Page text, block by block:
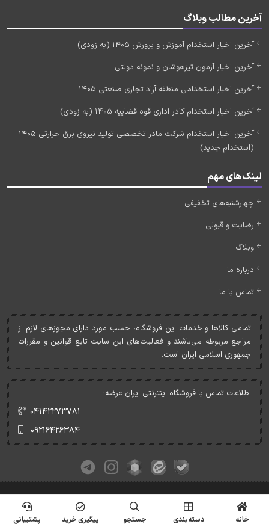
آخرین مطالب وبلاگ
آخرین اخبار استخدام آموزش و پرورش 1405 (به زودی)
آخرین اخبار آزمون تیزهوشان و نمونه دولتی
آخرین اخبار استخدامی منطقه آزاد تجاری صنعتی 1405
آخرین اخبار استخدام کادر اداری قوه قضاییه 1405 (به زودی)
آخرین اخبار استخدام شرکت مادر تخصصی تولید نیروی برق حرارتی 1405
(استخدام جدید)
لینک‌های مهم
چهارشنبه‌های تخفیفی
رضایت و قبولی
وبلاگ
درباره ما
تماس با ما
تمامی کالاها و خدمات اين فروشگاه، حسب مورد دارای مجوزهای لازم از
مراجع مربوطه می‌باشند و فعاليت‌های اين سايت تابع قوانين و مقررات
جمهوری اسلامی ايران است.
اطلاعات تماس با فروشگاه اینترنتی ایران عرضه:
۰۴۱۴۲۲۷۳۷۸۱
۰۹۲۱۶۴۲۶۳۸۴
کلیه حقوق این وبسایت متعلق به ایران عرضه می‌باشد.
© Copyrights - IranArze.ir - 1405
خانه دسته‌بندی جستجو پیگیری خرید پشتیبانی